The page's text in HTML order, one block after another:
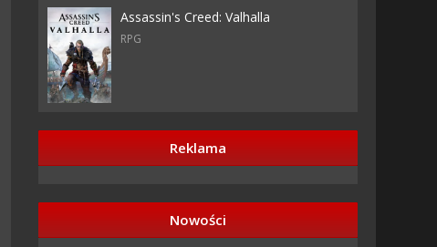
Assassin's Creed: Valhalla
RPG
Reklama
Nowości